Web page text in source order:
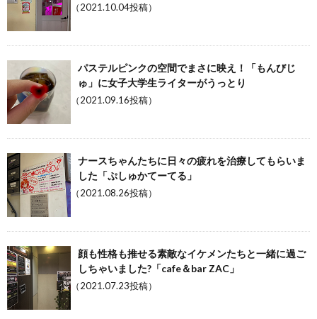
（2021.10.04投稿）
パステルピンクの空間でまさに映え！「もんびじ
ゅ」に女子大学生ライターがうっとり
（2021.09.16投稿）
ナースちゃんたちに日々の疲れを治療してもらいま
した「ぷしゅかてーてる」
（2021.08.26投稿）
顔も性格も推せる素敵なイケメンたちと一緒に過ご
しちゃいました?「cafe＆bar ZAC」
（2021.07.23投稿）